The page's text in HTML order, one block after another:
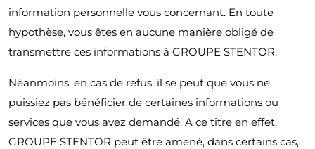
information personnelle vous concernant. En toute
hypothèse, vous êtes en aucune manière obligé de
transmettre ces informations à GROUPE STENTOR.
Néanmoins, en cas de refus, il se peut que vous ne
puissiez pas bénéficier de certaines informations ou
services que vous avez demandé. A ce titre en effet,
GROUPE STENTOR peut être amené, dans certains cas,